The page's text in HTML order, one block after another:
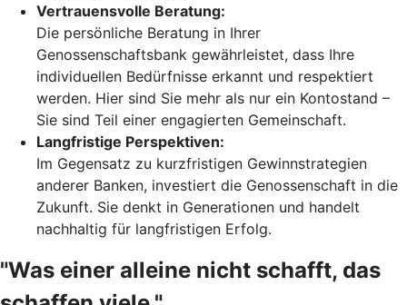
Vertrauensvolle Beratung:
Die persönliche Beratung in Ihrer
Genossenschaftsbank gewährleistet, dass Ihre
individuellen Bedürfnisse erkannt und respektiert
werden. Hier sind Sie mehr als nur ein Kontostand –
Sie sind Teil einer engagierten Gemeinschaft.
Langfristige Perspektiven:
Im Gegensatz zu kurzfristigen Gewinnstrategien
anderer Banken, investiert die Genossenschaft in die
Zukunft. Sie denkt in Generationen und handelt
nachhaltig für langfristigen Erfolg.
"Was einer alleine nicht schafft, das